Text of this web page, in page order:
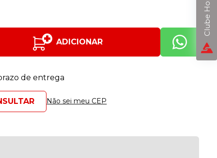
ADICIONAR
de entrega
Não sei meu CEP